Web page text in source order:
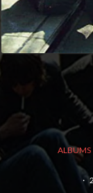
ALBUMS
·